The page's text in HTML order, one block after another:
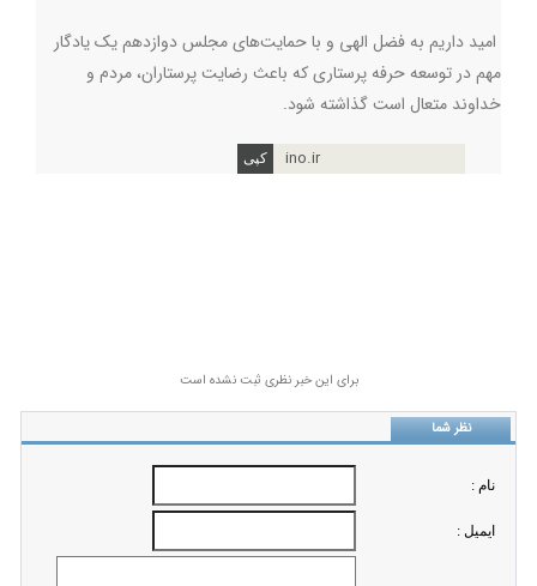
امید داریم به فضل الهی و با حمایت‌های مجلس دوازدهم یک یادگار
مهم در توسعه حرفه پرستاری که باعث رضایت پرستاران، مردم و
خداوند متعال است گذاشته شود.
ino.ir
برای این خبر نظری ثبت نشده است
نظر شما
نام :
ايميل :